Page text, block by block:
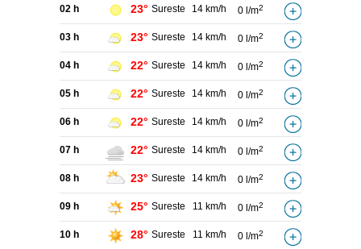
02 h 23° Sureste 14 km/h 0 l/m2
03 h 23° Sureste 14 km/h 0 l/m2
04 h 22° Sureste 14 km/h 0 l/m2
05 h 22° Sureste 14 km/h 0 l/m2
06 h 22° Sureste 14 km/h 0 l/m2
07 h 22° Sureste 14 km/h 0 l/m2
08 h 23° Sureste 14 km/h 0 l/m2
09 h 25° Sureste 11 km/h 0 l/m2
10 h 28° Sureste 11 km/h 0 l/m2